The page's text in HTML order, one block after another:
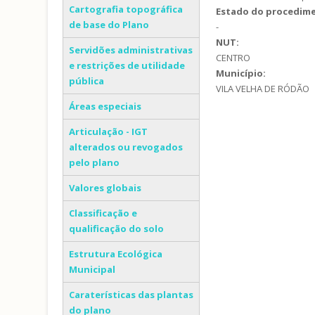
Cartografia topográfica
de base do Plano
Servidões administrativas
e restrições de utilidade
pública
Áreas especiais
Articulação - IGT
alterados ou revogados
pelo plano
Valores globais
Classificação e
qualificação do solo
Estrutura Ecológica
Municipal
Caraterísticas das plantas
do plano
Estado do
-
NUT:
CENTRO
Município:
VILA VELHA DE RÓDÃO